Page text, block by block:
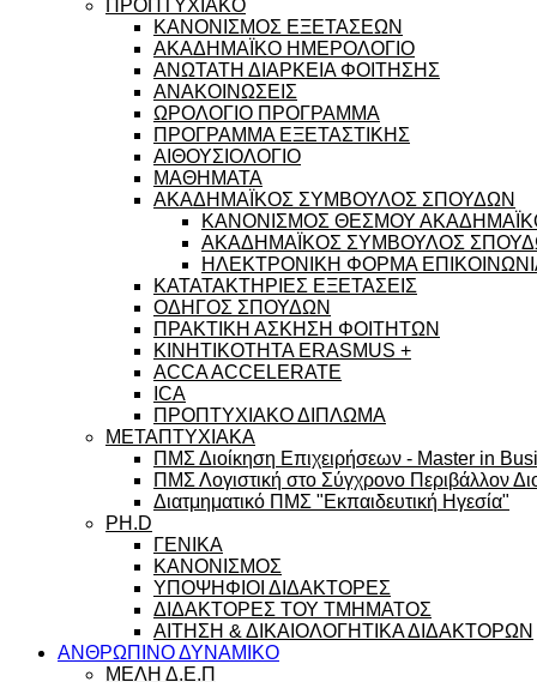
ΠΡΟΠΤΥΧΙΑΚΟ
ΚΑΝΟΝΙΣΜΟΣ ΕΞΕΤΑΣΕΩΝ
ΑΚΑΔΗΜΑΪΚΟ ΗΜΕΡΟΛΟΓΙΟ
ΑΝΩΤΑΤΗ ΔΙΑΡΚΕΙΑ ΦΟΙΤΗΣΗΣ
ΑΝΑΚΟΙΝΩΣΕΙΣ
ΩΡΟΛΟΓΙΟ ΠΡΟΓΡΑΜΜΑ
ΠΡΟΓΡΑΜΜΑ ΕΞΕΤΑΣΤΙΚΗΣ
ΑΙΘΟΥΣΙΟΛΟΓΙΟ
ΜΑΘΗΜΑΤΑ
ΑΚΑΔΗΜΑΪΚΟΣ ΣΥΜΒΟΥΛΟΣ ΣΠΟΥΔΩΝ
ΚΑΝΟΝΙΣΜΟΣ ΘΕΣΜΟΥ
ΑΚΑΔΗΜΑΪΚΟΣ ΣΥΜΒΟΥΛΟΣ
ΗΛΕΚΤΡΟΝΙΚΗ ΦΟΡΜΑ
ΚΑΤΑΤΑΚΤΗΡΙΕΣ ΕΞΕΤΑΣΕΙΣ
ΟΔΗΓΟΣ ΣΠΟΥΔΩΝ
ΠΡΑΚΤΙΚΗ ΑΣΚΗΣΗ ΦΟΙΤΗΤΩΝ
ΚΙΝΗΤΙΚΟΤΗΤΑ ERASMUS +
ACCA ACCELERATE
ICA
ΠΡΟΠΤΥΧΙΑΚΟ ΔΙΠΛΩΜΑ
ΜΕΤΑΠΤΥΧΙΑΚΑ
ΠΜΣ Διοίκηση Επιχειρήσεων - Master in
ΠΜΣ Λογιστική στο Σύγχρονο Περιβάλλον
Διατμηματικό ΠΜΣ "Εκπαιδευτική Ηγεσία"
PH.D
ΓΕΝΙΚΑ
ΚΑΝΟΝΙΣΜΟΣ
ΥΠΟΨΗΦΙΟΙ ΔΙΔΑΚΤΟΡΕΣ
ΔΙΔΑΚΤΟΡΕΣ ΤΟΥ ΤΜΗΜΑΤΟΣ
ΑΙΤΗΣΗ & ΔΙΚΑΙΟΛΟΓΗΤΙΚΑ ΔΙΔΑΚΤΟΡΩΝ
ΑΝΘΡΩΠΙΝΟ ΔΥΝΑΜΙΚΟ
ΜΕΛΗ Δ.Ε.Π